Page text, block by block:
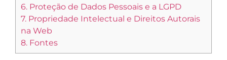
6. Proteção de Dados Pessoais e a LGPD
7. Propriedade Intelectual e Direitos Autorais
na Web
8. Fontes